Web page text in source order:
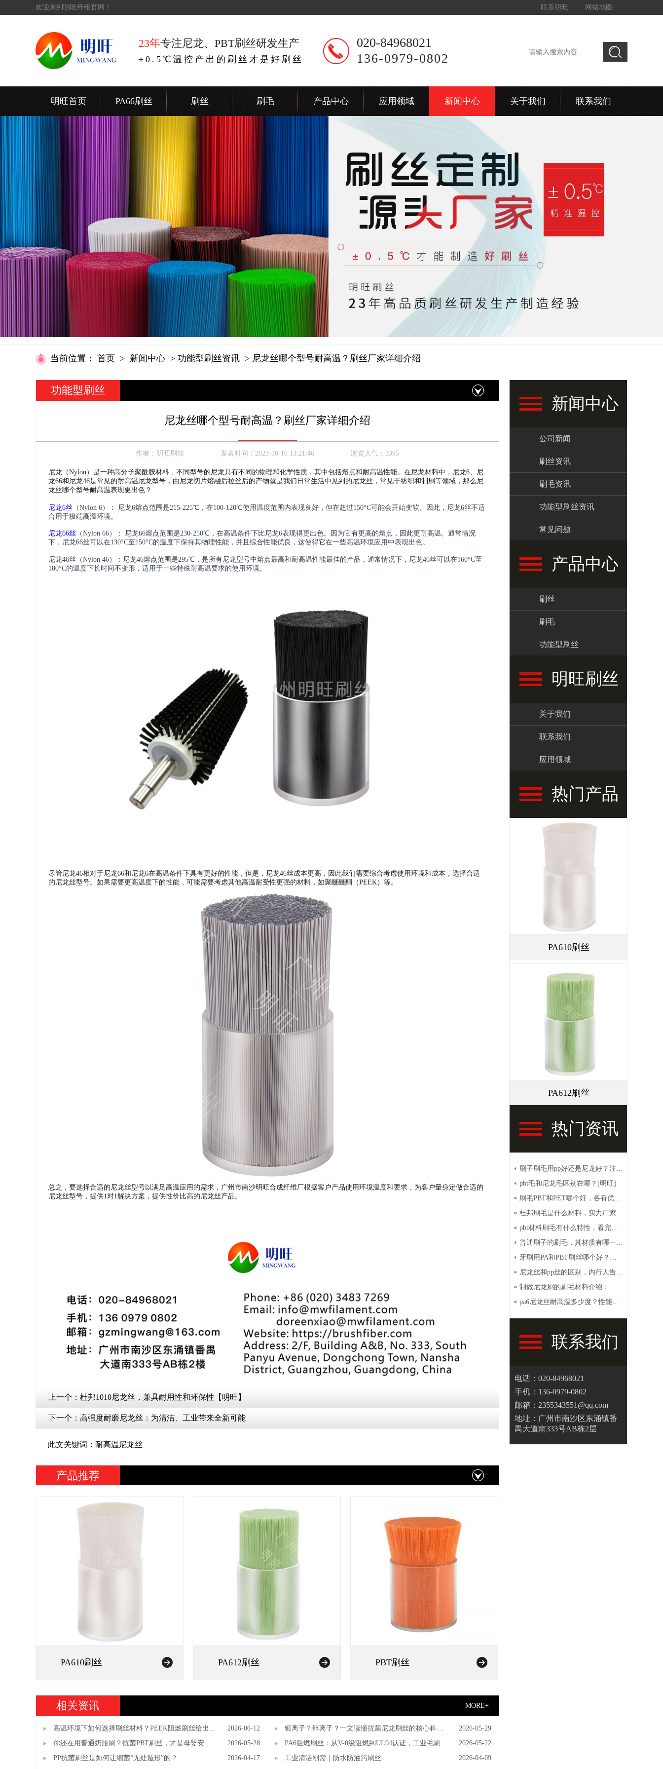
欢迎来到明旺纤维官网！ 联系明旺 网站地图
23年专注尼龙、PBT刷丝研发生产
±0.5℃温控产出的刷丝才是好刷丝
020-84968021
136-0979-0802
明旺首页 PA66刷丝 刷丝 刷毛 产品中心 应用领域 新闻中心 关于我们 联系我们
当前位置 ： 首页 > 新闻中心 > 功能型刷丝资讯 > 尼龙丝哪个型号耐高温？刷丝厂家详细介绍
功能型刷丝
尼龙丝哪个型号耐高温？刷丝厂家详细介绍
作者： 明旺刷丝 发表时间： 2023-10-10 13:21:46 浏览人气： 3395
尼龙（Nylon）是一种高分子聚酰胺材料，不同型号的尼龙具有不同的物理和化学性质，其中包括熔点和耐高温性能。在尼龙材料中，尼龙6、尼
龙66和尼龙46是常见的耐高温尼龙型号，由尼龙切片熔融后拉丝后的产物就是我们日常生活中见到的尼龙丝，常见于纺织和制刷等领域，那么尼
龙丝哪个型号耐高温表现更出色？
尼龙6丝 （Nylon 6）： 尼龙6熔点范围是215-225℃，在100-120℃使用温度范围内表现良好，但在超过150°C可能会开始变软。因此，尼龙6丝不适
合用于极端高温环境。
尼龙66丝 （Nylon 66）： 尼龙66熔点范围是230-250℃， 在高温条件下比尼龙6表现得更出色。因为它有更高的熔点，因此更耐高温。通常情况
下，尼龙66丝可以在130°C至150°C的温度下保持其物理性能，并且综合性能优良，这使得它在一些高温环境应用中表现出色。
尼龙46丝 （Nylon 46）： 尼龙46熔点范围是295℃，是所有尼龙型号中熔点最高和耐高温性能最佳的产品， 通常情况下，尼龙46丝可以在160°C至
180°C的温度下长时间不变形，适用于一些特殊耐高温要求的使用环境。
尽管尼龙46相对于尼龙66和尼龙6在高温条件下具有更好的性能，但是，尼龙46丝成本更高，因此我们需要综合考虑使用环境和成本，选择合适
的尼龙丝型号。如果需要更高温度下的性能，可能需要考虑其他高温耐受性更强的材料，如聚醚醚酮（PEEK）等。
总之，要选择合适的尼龙丝型号以满足高温应用的需求，广州市南沙明旺合成纤维厂根据客户产品使用环境温度和要求，为客户量身定做合适的
尼龙丝型号，提供1对1解决方案，提供性价比高的尼龙丝产品。
上一个： 杜邦1010尼龙丝，兼具耐用性和环保性【明旺】
下一个： 高强度耐磨尼龙丝：为清洁、工业带来全新可能
此文关键词：耐高温尼龙丝
产品推荐
PA610刷丝 PA612刷丝 PBT刷丝
相关资讯 MORE+
高温环境下如何选择刷丝材料？PEEK阻燃刷丝给出答
案
2026-06-12
银离子？锌离子？一文读懂抗菌尼龙刷丝的核心科技
与选择标准
2026-05-29
你还在用普通奶瓶刷？抗菌PBT刷丝，才是母婴安全
真正的“隐形守护者”
2026-05-28
PA6阻燃刷丝：从V-0级阻燃到UL94认证，工业毛刷的
安全底线谁来守护？
2026-05-22
PP抗菌刷丝是如何让细菌“无处遁形”的？
2026-04-17 工业清洁刚需｜防水防油污刷丝 2026-04-09
新闻中心
公司新闻
刷丝资讯
刷毛资讯
功能型刷丝资讯
常见问题
产品中心
刷丝
刷毛
功能型刷丝
明旺刷丝
关于我们
联系我们
应用领域
热门产品
PA610刷丝
PA612刷丝
热门资讯
* 刷子刷毛用pp好还是尼龙好？注意
这些【明旺】
* pbt毛和尼龙毛区别在哪？[明旺]
* 刷毛PBT和PET哪个好，各有优点
[明旺]
* 杜邦刷毛是什么材料，实力厂家带
你了解【明旺】
* pbt材料刷毛有什么特性，看完你
就秒懂【明旺】
* 普通刷子的刷毛，其材质有哪一
些？【明旺】
* 牙刷用PA和PBT刷丝哪个好？性
价比高选这种[明旺]
* 尼龙丝和pp丝的区别，内行人告诉
你【明旺】
* 制做尼龙刷的刷毛材料介绍：
PA6、PA66、PET和PBT
* pa6尼龙丝耐高温多少度？性能特
点介绍【明旺】
联系我们
电话：020-84968021
手机：136-0979-0802
邮箱：2355343551@qq.com
地址：广州市南沙区东涌镇番
禺大道南333号AB栋2层